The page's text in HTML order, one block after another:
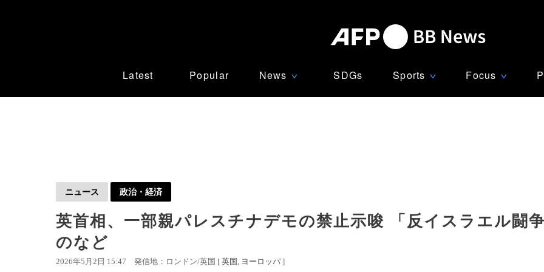
Latest Popular News ∨ SDGs Sports ∨ Focus ∨
ニュース 政治・経済
英首相、一部親パレスチナデモの禁止示唆 「反イスラエル闘
のなど
2026年5月2日 15:47 発信地：ロンドン/英国 [ 英国 ヨーロッパ ]